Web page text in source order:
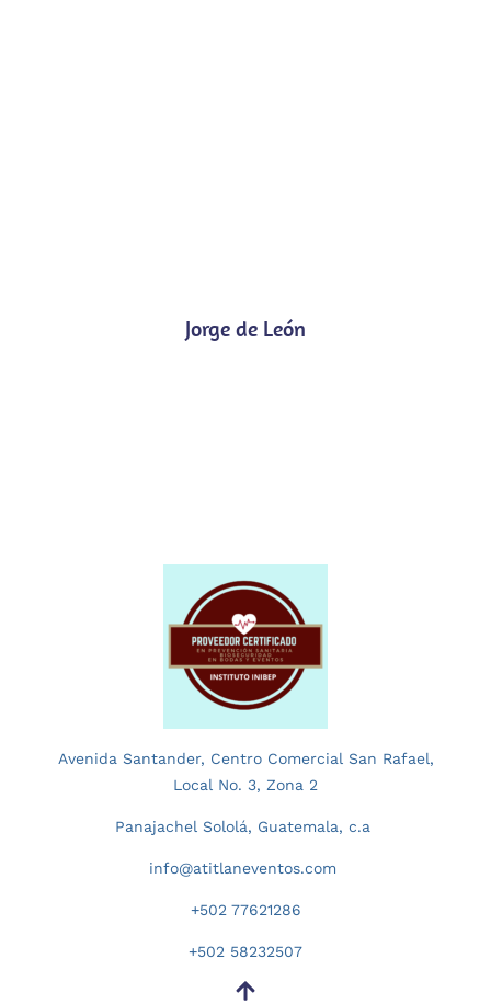
Jorge de León
Avenida Santander, Centro Comercial San Rafael,
Local No. 3, Zona 2
Panajachel Sololá, Guatemala, c.a
info@atitlaneventos.com
+502 77621286
+502 58232507